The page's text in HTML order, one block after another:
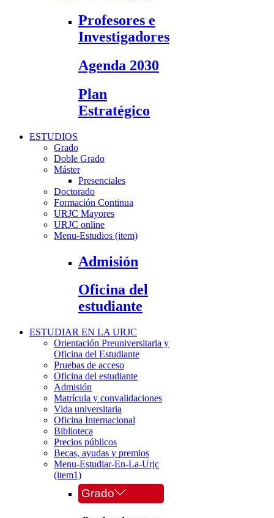
Profesores e
Investigadores
Agenda 2030
Plan
Estratégico
ESTUDIOS
Grado
Doble Grado
Máster
Presenciales
Doctorado
Formación Continua
URJC Mayores
URJC online
Menu-Estudios (item)
Admisión
Oficina del
estudiante
ESTUDIAR EN LA URJC
Orientación Preuniversitaria y
Oficina del Estudiante
Pruebas de acceso
Oficina del estudiante
Admisión
Matrícula y convalidaciones
Vida universitaria
Oficina Internacional
Biblioteca
Precios públicos
Becas, ayudas y premios
Menu-Estudiar-En-La-Urjc
(item1)
Grado